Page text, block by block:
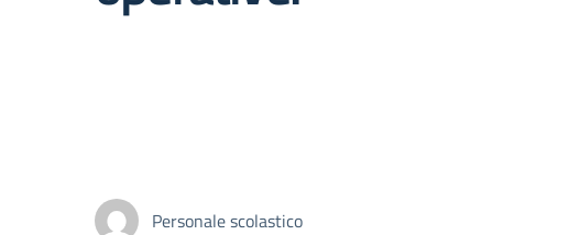
Personale scolastico